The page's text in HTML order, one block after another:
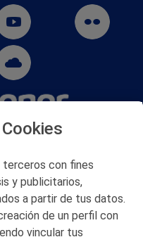
Muñatones,
S.A.
terceros con fines
y publicitarios,
a partir de tus datos.
de un perfil con
vincular tus